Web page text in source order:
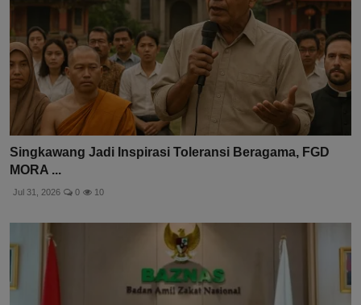
Singkawang Jadi Inspirasi Toleransi Beragama, FGD
MORA ...
Jul 31, 2026 0 10